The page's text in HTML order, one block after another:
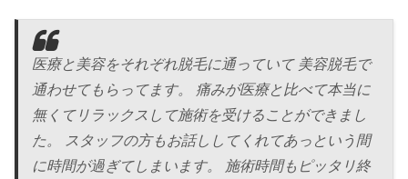
医療と美容をそれぞれ脱毛に通っていて 美容脱毛で
通わせてもらってます。 痛みが医療と比べて本当に
無くてリラックスして施術を受けることができまし
た。 スタッフの方もお話ししてくれてあっという間
に時間が過ぎてしまいます。 施術時間もピッタリ終